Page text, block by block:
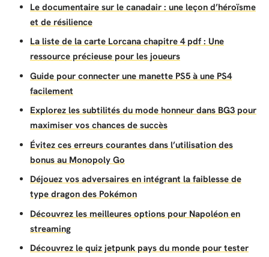
Le documentaire sur le canadair : une leçon d’héroïsme
et de résilience
La liste de la carte Lorcana chapitre 4 pdf : Une
ressource précieuse pour les joueurs
Guide pour connecter une manette PS5 à une PS4
facilement
Explorez les subtilités du mode honneur dans BG3 pour
maximiser vos chances de succès
Évitez ces erreurs courantes dans l’utilisation des
bonus au Monopoly Go
Déjouez vos adversaires en intégrant la faiblesse de
type dragon des Pokémon
Découvrez les meilleures options pour Napoléon en
streaming
Découvrez le quiz jetpunk pays du monde pour tester